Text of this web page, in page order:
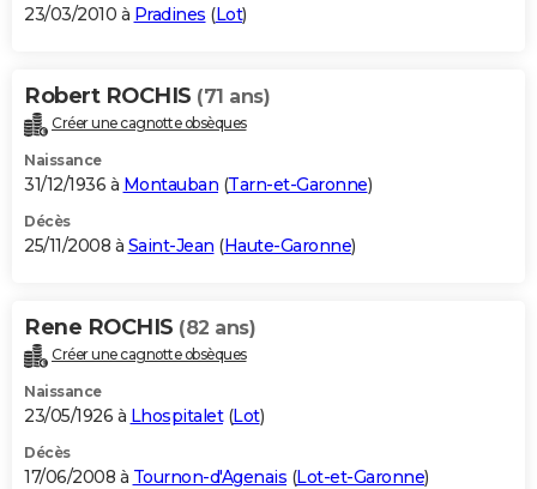
23/03/2010 à Pradines (Lot)
Robert ROCHIS (71 ans)
Créer une cagnotte obsèques
Naissance
31/12/1936 à Montauban (Tarn-et-Garonne)
Décès
25/11/2008 à Saint-Jean (Haute-Garonne)
Rene ROCHIS (82 ans)
Créer une cagnotte obsèques
Naissance
23/05/1926 à Lhospitalet(Lot)
Décès
17/06/2008 à Tournon-d'Agenais (Lot-et-Garonne)